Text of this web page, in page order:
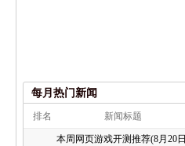
每月热门新闻
排名 新闻标题
本周网页游戏开测推荐(8月20日